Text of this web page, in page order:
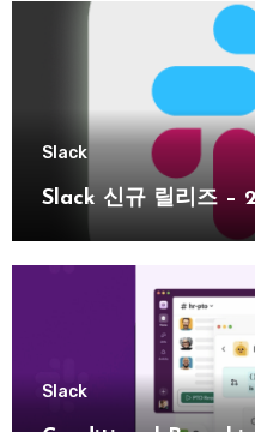
Slack
Slack 신규 릴리즈 –
Slack